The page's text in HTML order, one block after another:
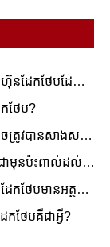
ហ៊ុនដែកថែបដែល
ែបបុរាណ?
កថែប?
ចត្រូវបានសាងសង់
ាមុនប៉ះពាល់ដល់
ែកថែបមានអត្ថ
កថែបគឺជាអ្វី?